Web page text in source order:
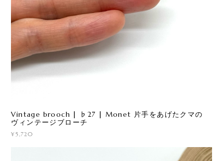
Vintage brooch | ♭27 | Monet 片手をあげたクマの
ヴィンテージブローチ
¥5,720